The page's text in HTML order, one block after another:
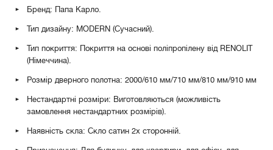
Бренд: Папа Карло.
Тип дизайну: MODERN (Сучасний).
Тип покриття: Покриття на основі поліпропілену від RENOLIT
(Німеччина).
Розмір дверного полотна: 2000/610 мм/710 мм/810 мм/910 мм
Нестандартні розміри: Виготовляються (можливість
замовлення нестандартних розмірів).
Наявність скла: Скло сатин 2х сторонній.